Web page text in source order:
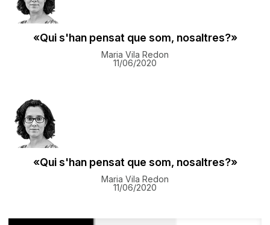
«Qui s'han pensat que som, nosaltres?»
Maria Vila Redon
11/06/2020
«Qui s'han pensat que som, nosaltres?»
Maria Vila Redon
11/06/2020